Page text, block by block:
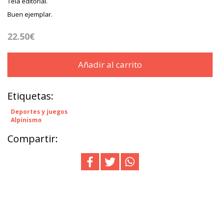
Buen ejemplar.
22.50€
Añadir al carrito
Etiquetas:
Deportes y juegos
Alpinismo
Compartir: